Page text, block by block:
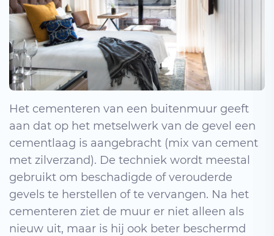
Het cementeren van een buitenmuur geeft
aan dat op het metselwerk van de gevel een
cementlaag is aangebracht (mix van cement
met zilverzand). De techniek wordt meestal
gebruikt om beschadigde of verouderde
gevels te herstellen of te vervangen. Na het
cementeren ziet de muur er niet alleen als
nieuw uit, maar is hij ook beter beschermd